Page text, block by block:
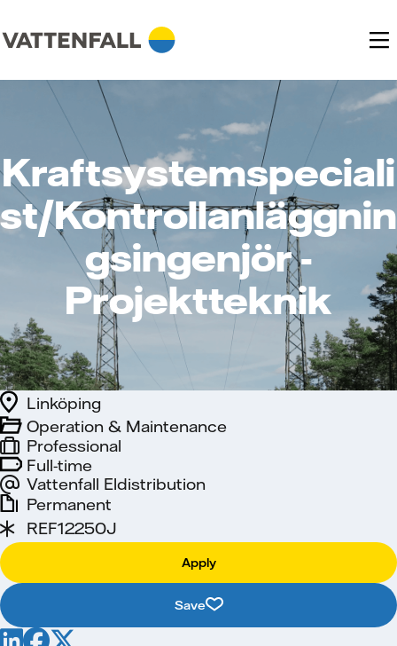
Kraftsystemspeciali
st/Kontrollanläggnin
gsingenjör -
Projektteknik
Full-time
Vattenfall Eldistribution
Linköping
Professional
Operation & Maintenance
Permanent
REF12250J
Apply
Save